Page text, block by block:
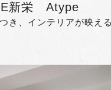
新栄 Atype
き、インテリアが映える